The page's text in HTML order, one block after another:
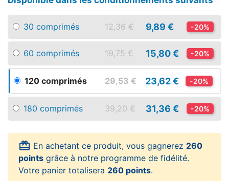
30 comprimés 12,36 € 9,89 € -20%
60 comprimés 19,75 € 15,80 € -20%
120 comprimés 29,53 € 23,62 € -20%
180 comprimés 39,20 € 31,36 € -20%
card_giftcard En achetant ce produit, vous gagnerez 260
points grâce à notre programme de fidélité.
Votre panier totalisera 260 points.